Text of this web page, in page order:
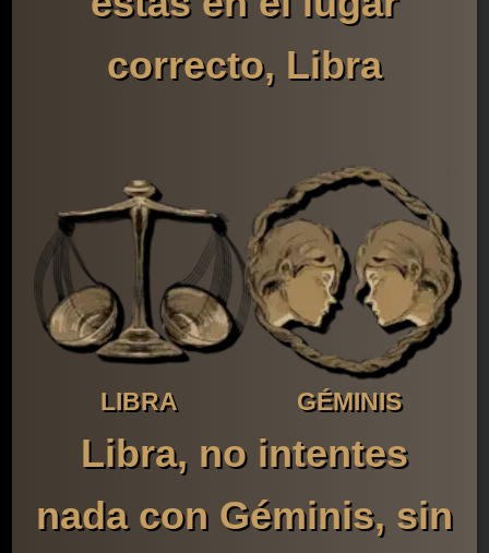
correcto, Libra
LIBRA GÉMINIS
Libra, no intentes
nada con Géminis, sin